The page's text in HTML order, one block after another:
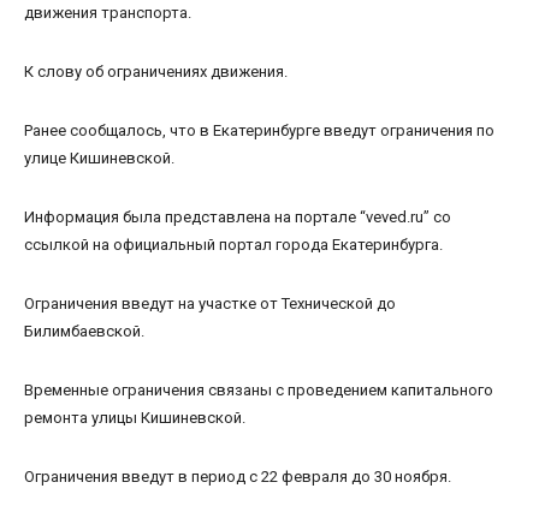
движения транспорта.
К слову об ограничениях движения.
Ранее сообщалось, что в Екатеринбурге введут ограничения по
улице Кишиневской.
Информация была представлена на портале “veved.ru” со
ссылкой на официальный портал города Екатеринбурга.
Ограничения введут на участке от Технической до
Билимбаевской.
Временные ограничения связаны с проведением капитального
ремонта улицы Кишиневской.
Ограничения введут в период с 22 февраля до 30 ноября.